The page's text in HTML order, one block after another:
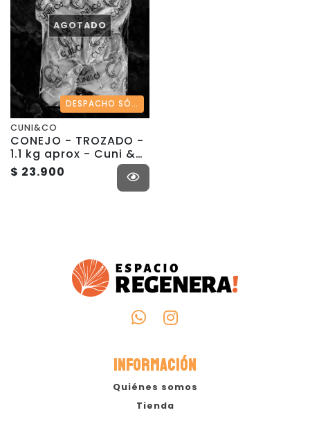
AGOTADO
DESPACHO SÓLO REGIÓN METROPOLITANA
CUNI&CO
CONEJO - TROZADO -
1.1 kg aprox - Cuni &
co
$ 23.900
INFORMACIÓN
Quiénes somos
Tienda